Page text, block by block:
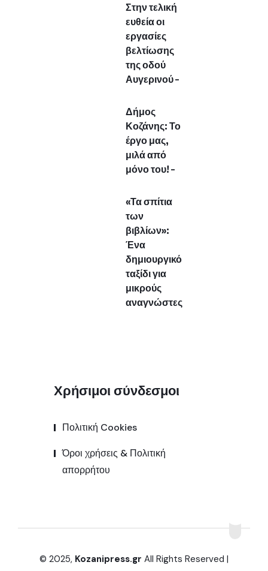
Στην τελική
ευθεία οι
εργασίες
βελτίωσης
της οδού
Αυγερινού –
Δήμος
Κοζάνης: Το
έργο μας,
μιλά από
μόνο του! –
«Τα σπίτια
των
βιβλίων»:
Ένα
δημιουργικό
ταξίδι για
μικρούς
αναγνώστες
Χρήσιμοι σύνδεσμοι
Πολιτική Cookies
Όροι χρήσεις & Πολιτική
απορρήτου
© 2025, Kozanipress.gr All Rights Reserved |